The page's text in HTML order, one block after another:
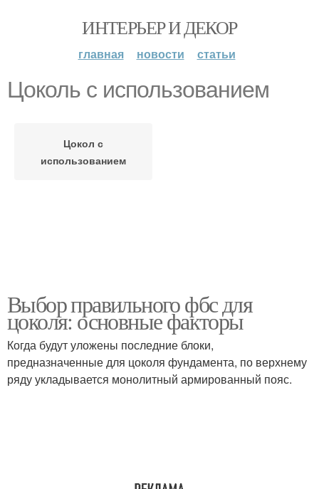
ИНТЕРЬЕР И ДЕКОР
главная новости статьи
Цоколь с использованием
Цокол с
использованием
Выбор правильного фбс для
цоколя: основные факторы
Когда будут уложены последние блоки,
предназначенные для цоколя фундамента, по верхнему
ряду укладывается монолитный армированный пояс.